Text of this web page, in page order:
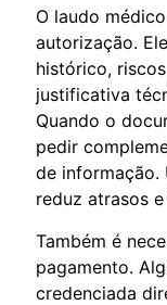
O laudo
autorização.
histórico,
justificativa
Quando o
pedir
de informação.
reduz atrasos
Também é
pagamento.
credenciada